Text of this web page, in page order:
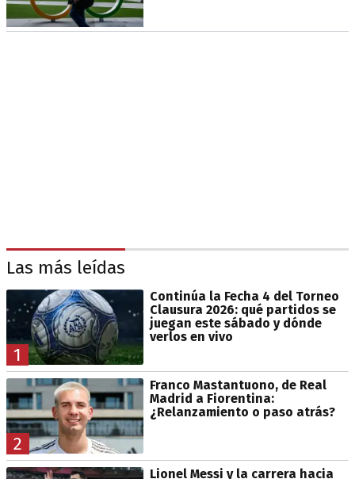
Las más leídas
1
Continúa la Fecha 4 del Torneo
Clausura 2026: qué partidos se
juegan este sábado y dónde
verlos en vivo
2
Franco Mastantuono, de Real
Madrid a Fiorentina:
¿Relanzamiento o paso atrás?
Lionel Messi y la carrera hacia